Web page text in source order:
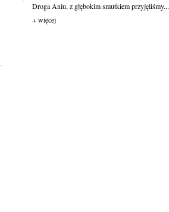
Droga Aniu, z głębokim smutkiem przyjęliśmy...
+ więcej